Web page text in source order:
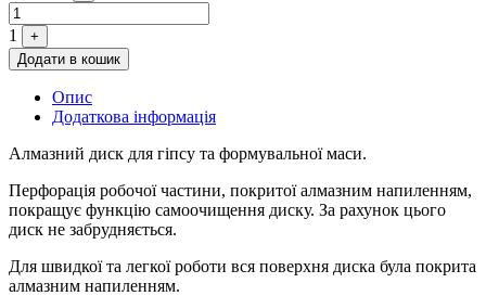
1
+
Додати в кошик
Опис
Додаткова інформація
Алмазний диск для гіпсу та формувальної маси.
Перфорація робочої частини, покритої алмазним напиленням,
покращує функцію самоочищення диску. За рахунок цього
диск не забрудняється.
Для швидкої та легкої роботи вся поверхня диска була покрита
алмазним напиленням.